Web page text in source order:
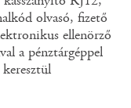
olvasó, fizető
ellenörző
a pénztárgéppel